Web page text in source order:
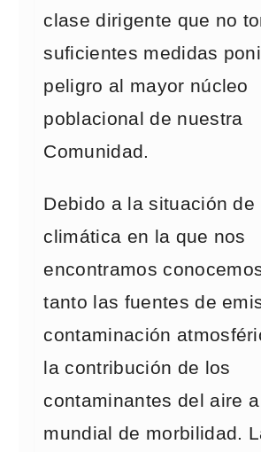
clase dirigente que no
suficientes medidas
peligro al mayor núcleo
poblacional de nuestra
Comunidad.
Debido a la situación de
climática en la que nos
encontramos
tanto las fuentes de
contaminación
la contribución de los
contaminantes del aire
mundial de morbilidad.